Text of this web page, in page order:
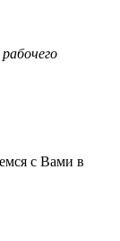
с Вами в